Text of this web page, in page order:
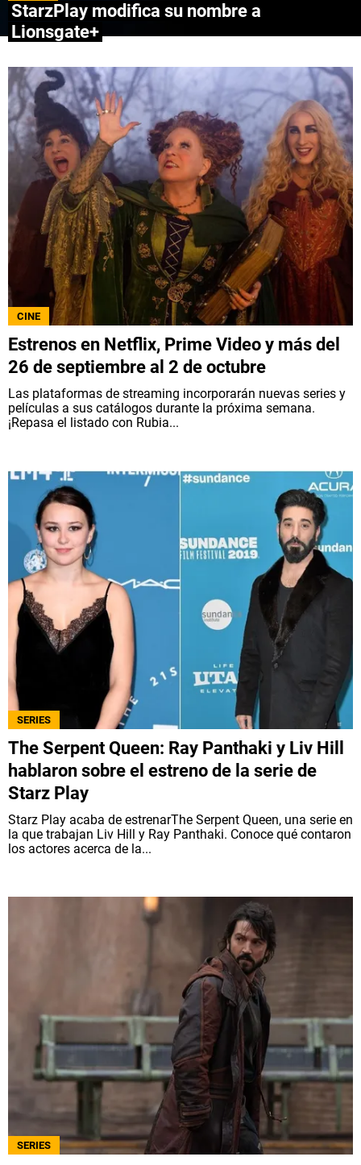
StarzPlay modifica su nombre a
Lionsgate+
CINE
Estrenos en Netflix, Prime Video y más del
26 de septiembre al 2 de octubre
Las plataformas de streaming incorporarán nuevas series y
películas a sus catálogos durante la próxima semana.
¡Repasa el listado con Rubia...
SERIES
The Serpent Queen: Ray Panthaki y Liv Hill
hablaron sobre el estreno de la serie de
Starz Play
Starz Play acaba de estrenarThe Serpent Queen, una serie en
la que trabajan Liv Hill y Ray Panthaki. Conoce qué contaron
los actores acerca de la...
SERIES